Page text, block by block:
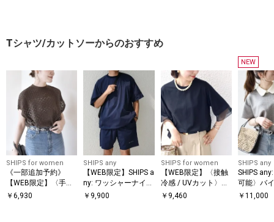
Tシャツ/カットソーからのおすすめ
SHIPS for women
《一部追加予約》
【WEB限定】〈手洗
い可能〉アイレット
￥ 6,930
SHIPS any
【WEB限定】SHIPS a
ny: ワッシャーナイロ
ン スピンドル Tシャ
￥ 9,900
SHIPS for women
【WEB限定】〈接触
冷感 / UVカット〉シ
アー オーガンジー コ
￥ 9,460
NEW
SHIPS any
SHIPS
可能〉バ
ョートス
￥11,000